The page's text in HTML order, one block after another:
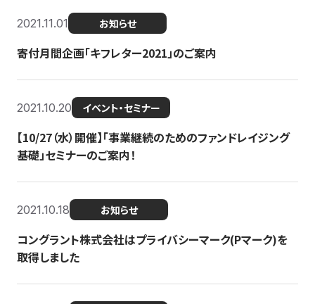
2021.11.01 お知らせ
寄付月間企画「キフレター2021」のご案内
2021.10.20 イベント・セミナー
【10/27（水）開催】「事業継続のためのファンドレイジング
基礎」セミナーのご案内！
2021.10.18 お知らせ
コングラント株式会社はプライバシーマーク(Pマーク)を
取得しました